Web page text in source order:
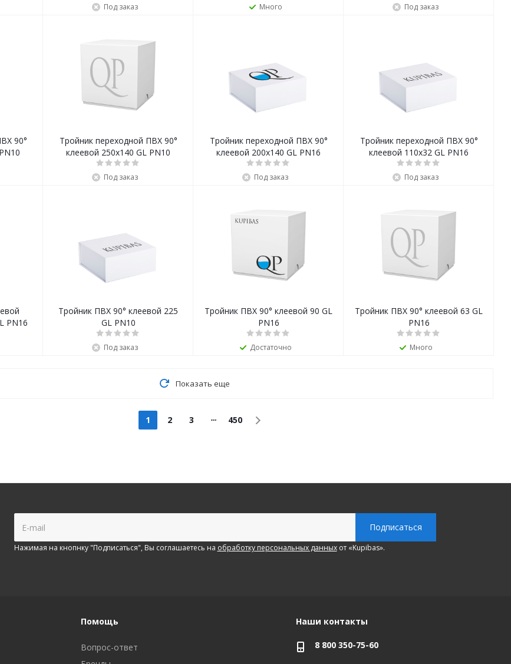
Под заказ Много Под заказ
90°
Тройник переходной ПВХ 90°
клеевой 250x140 GL PN10
Под заказ
Тройник переходной ПВХ 90°
клеевой 200x140 GL PN16
Под заказ
Тройник переходной ПВХ 90°
клеевой 110x32 GL PN16
Под заказ
PN16
Тройник ПВХ 90° клеевой 225
GL PN10
Под заказ
Тройник ПВХ 90° клеевой 90 GL
PN16
Достаточно
Тройник ПВХ 90° клеевой 63 GL
PN16
Много
Показать еще
1 2 3 450
Нажимая на кнопнку "Подписаться", Вы соглашаетесь на обработку персональных данныхот «Kupibas».
Помощь
Вопрос-ответ
Наши контакты
8 800 350-75-60